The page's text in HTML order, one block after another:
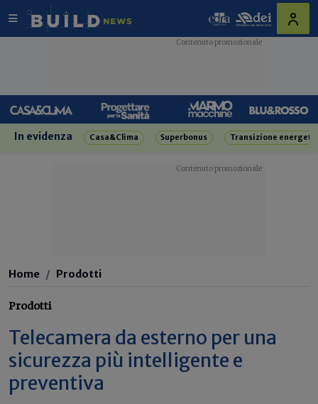
In evidenza Casa&Clima Superbonus Transizione
Home Prodotti
Prodotti
Telecamera da esterno per una
sicurezza più intelligente e
preventiva